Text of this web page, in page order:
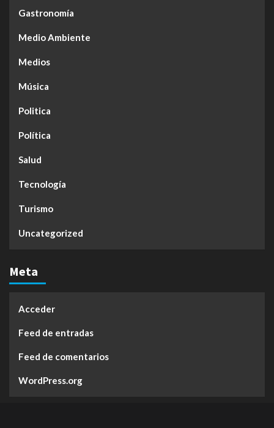
Gastronomía
Medio Ambiente
Medios
Música
Politica
Política
Salud
Tecnología
Turismo
Uncategorized
Meta
Acceder
Feed de entradas
Feed de comentarios
WordPress.org